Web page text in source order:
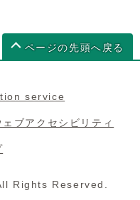
ページの先頭へ戻る
service
ェブアクセシビリティ
Rights Reserved.